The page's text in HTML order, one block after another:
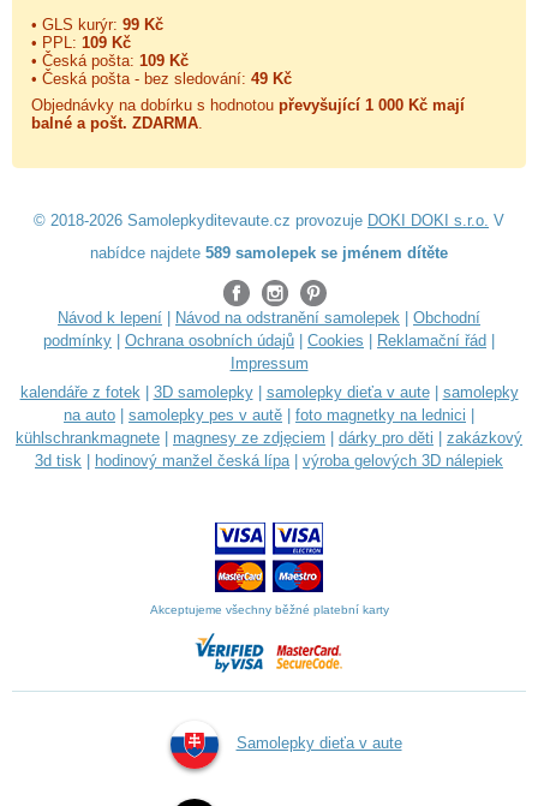
• GLS kurýr: 99 Kč
• PPL: 109 Kč
• Česká pošta: 109 Kč
• Česká pošta - bez sledování: 49 Kč
Objednávky na dobírku s hodnotou převyšující 1 000 Kč mají
balné a pošt. ZDARMA.
© 2018-2026 Samolepkyditevaute.cz provozuje DOKI DOKI s.r.o. V
nabídce najdete 589 samolepek se jménem dítěte
Návod k lepení Návod na odstranění samolepek
Obchodní
podmínky
Ochrana osobních údajů Cookies Reklamační řád
Impressum
kalendáře z fotek| 3D samolepky| samolepky dieťa v aute| samolepky
na auto
samolepky pes v autě foto magnetky na lednici
kühlschrankmagnete
magnesy ze zdjęciem dárky pro děti
zakázkový
3d tisk
hodinový manžel česká lípa| výroba gelových 3D nálepiek
Akceptujeme všechny běžné platební karty
Samolepky dieťa v aute